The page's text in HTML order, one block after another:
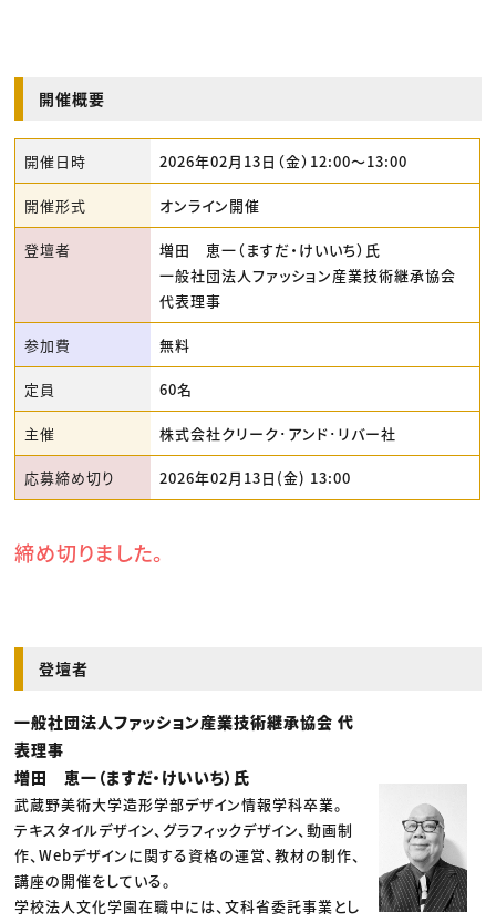
開催概要
開催日時 2026年02月13日（金）12:00〜13:00
開催形式 オンライン開催
登壇者
増田 恵一（ますだ・けいいち）氏
一般社団法人ファッション産業技術継承協会
代表理事
参加費 無料
定員 60名
主催 株式会社クリーク･アンド･リバー社
応募締め切り 2026年02月13日(金) 13:00
締め切りました。
登壇者
一般社団法人ファッション産業技術継承協会 代
表理事
増田 恵一（ますだ・けいいち）氏
武蔵野美術大学造形学部デザイン情報学科卒業。
テキスタイルデザイン、グラフィックデザイン、動画制
作、Webデザインに関する資格の運営、教材の制作、
講座の開催をしている。
学校法人文化学園在職中には、文科省委託事業とし